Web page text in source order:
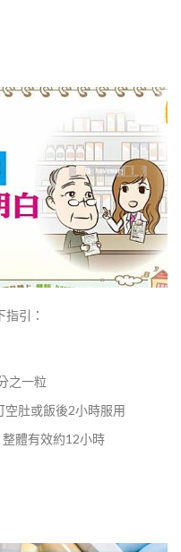
引：
之一粒
空肚或飯後2小時服用
整體有效約12小時